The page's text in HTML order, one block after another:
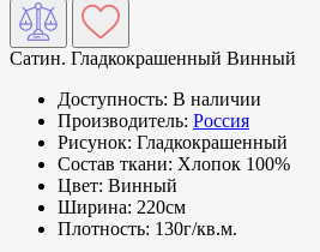
Сатин. Гладкокрашенный Винный
Доступность: В наличии
Производитель: Россия
Рисунок: Гладкокрашенный
Состав ткани: Хлопок 100%
Цвет: Винный
Ширина: 220см
Плотность: 130г/кв.м.